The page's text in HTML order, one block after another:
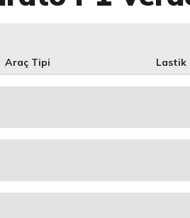
Araç Tipi Lastik